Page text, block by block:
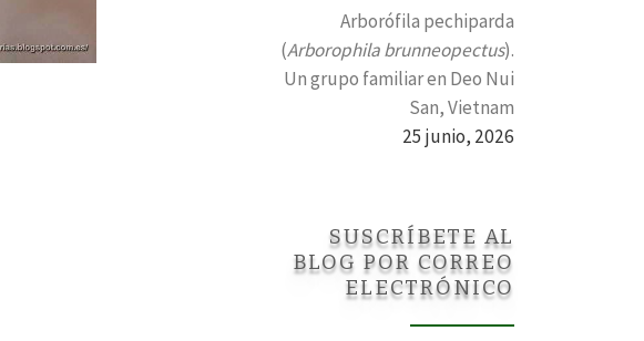
Arborófila pechiparda
(Arborophila brunneopectus).
Un grupo familiar en Deo Nui
San, Vietnam
25 junio, 2026
SUSCRÍBETE AL
BLOG POR CORREO
ELECTRÓNICO